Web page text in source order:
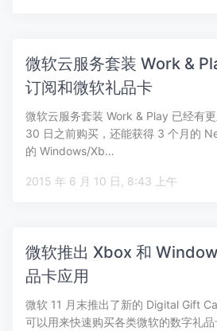
微软云服务套装 Work &
订阅和微软礼品卡
微软云服务套装 Work & Play 已经有
30 日之前购买，还能获得 3 个月的
的 Windows/Xb…
2015 年 6 月 10 日, 8:43 上午
微软推出 Xbox 和
品卡应用
微软 11 月末推出了新的 Digital Gift
可以用来快速购买各类微软的数字礼